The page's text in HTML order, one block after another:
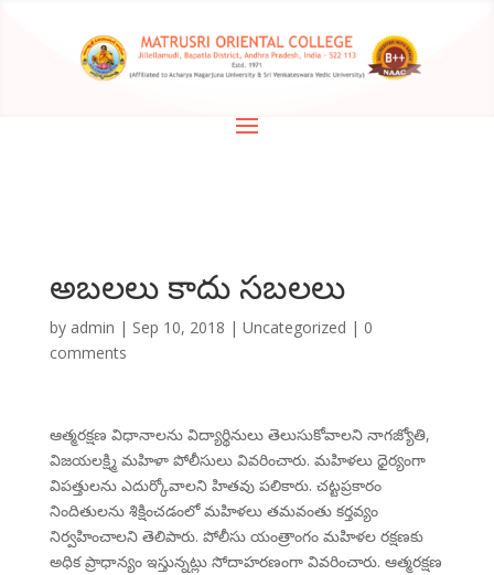
అబలలు కాదు సబలలు
by admin | Sep 10, 2018 | Uncategorized | 0
comments
ఆత్మరక్షణ విధానాలను విద్యార్థినులు తెలుసుకోవాలని నాగజ్యోతి,
విజయలక్ష్మి మహిళా పోలీసులు వివరించారు. మహిళలు ధైర్యంగా
విపత్తులను ఎదుర్కోవాలని హితవు పలికారు. చట్టప్రకారం
నిందితులను శిక్షించడంలో మహిళలు తమవంతు కర్తవ్యం
నిర్వహించాలని తెలిపారు. పోలీసు యంత్రాంగం మహిళల రక్షణకు
అధిక ప్రాధాన్యం ఇస్తున్నట్లు సోదాహరణంగా వివరించారు. ఆత్మరక్షణ